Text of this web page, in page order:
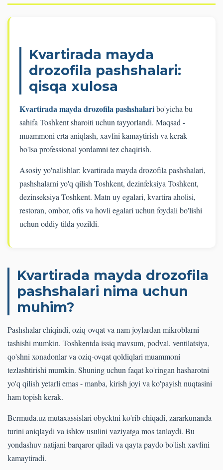
Kvartirada mayda
drozofila pashshalari:
qisqa xulosa
Kvartirada mayda drozofila pashshalaribo'yicha bu
sahifa Toshkent sharoiti uchun tayyorlandi. Maqsad -
muammoni erta aniqlash, xavfni kamaytirish va kerak
bo'lsa professional yordamni tez chaqirish.
Asosiy yo'nalishlar: kvartirada mayda drozofila pashshalari,
pashshalarni yo'q qilish Toshkent, dezinfeksiya Toshkent,
dezinseksiya Toshkent. Matn uy egalari, kvartira aholisi,
restoran, ombor, ofis va hovli egalari uchun foydali bo'lishi
uchun oddiy tilda yozildi.
Kvartirada mayda drozofila
pashshalari nima uchun
muhim?
Pashshalar chiqindi, oziq-ovqat va nam joylardan mikroblarni
tashishi mumkin. Toshkentda issiq mavsum, podval, ventilatsiya,
qo'shni xonadonlar va oziq-ovqat qoldiqlari muammoni
tezlashtirishi mumkin. Shuning uchun faqat ko'ringan hasharotni
yo'q qilish yetarli emas - manba, kirish joyi va ko'payish nuqtasini
ham topish kerak.
Bermuda.uz mutaxassislari obyektni ko'rib chiqadi, zararkunanda
turini aniqlaydi va ishlov usulini vaziyatga mos tanlaydi. Bu
yondashuv natijani barqaror qiladi va qayta paydo bo'lish xavfini
kamaytiradi.